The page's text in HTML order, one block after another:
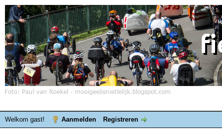
Welkom gast! Aanmelden Registreren